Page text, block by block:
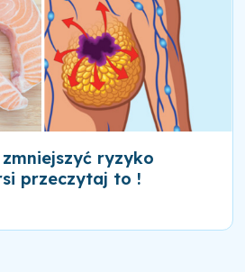
ryzyko
przeczytaj to !